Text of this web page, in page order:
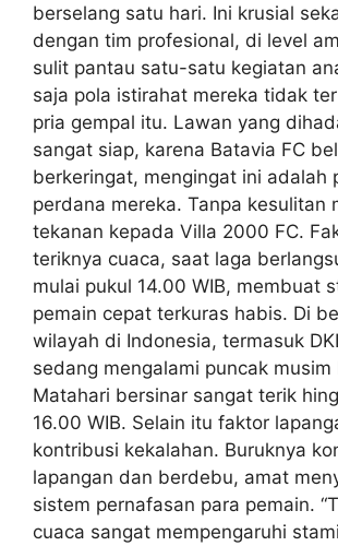
berselang satu hari. Ini krusial
dengan tim profesional, di level
sulit pantau satu-satu kegiatan
saja pola istirahat mereka tidak
pria gempal itu. Lawan yang
sangat siap, karena Batavia FC
berkeringat, mengingat ini adalah
perdana mereka. Tanpa kesulitan
tekanan kepada Villa 2000 FC.
teriknya cuaca, saat laga
mulai pukul 14.00 WIB, membuat
pemain cepat terkuras habis. Di
wilayah di Indonesia, termasuk
sedang mengalami puncak musim
Matahari bersinar sangat terik
16.00 WIB. Selain itu faktor
kontribusi kekalahan. Buruknya
lapangan dan berdebu, amat
sistem pernafasan para pemain.
cuaca sangat mempengaruhi